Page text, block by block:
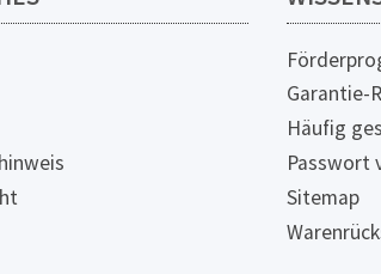
Garantie-
Häufig
Passwort
Sitemap